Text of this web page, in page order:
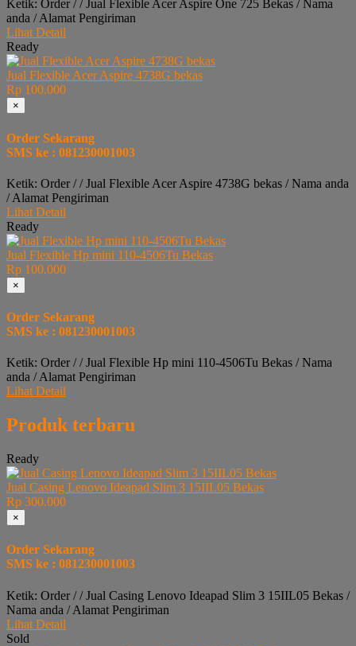
Ketik: Order / / Jual Flexible Acer Aspire One 725 Bekas / Nama
anda / Alamat Pengiriman
Lihat Detail
Ready
Jual Flexible Acer Aspire 4738G bekas
Rp 100.000
×
Order Sekarang
SMS ke : 081230001003
Ketik: Order / / Jual Flexible Acer Aspire 4738G bekas / Nama anda
/ Alamat Pengiriman
Lihat Detail
Ready
Jual Flexible Hp mini 110-4506Tu Bekas
Rp 100.000
×
Order Sekarang
SMS ke : 081230001003
Ketik: Order / / Jual Flexible Hp mini 110-4506Tu Bekas / Nama
anda / Alamat Pengiriman
Lihat Detail
Produk terbaru
Ready
Jual Casing Lenovo Ideapad Slim 3 15IIL05 Bekas
Rp 300.000
×
Order Sekarang
SMS ke : 081230001003
Ketik: Order / / Jual Casing Lenovo Ideapad Slim 3 15IIL05 Bekas /
Nama anda / Alamat Pengiriman
Lihat Detail
Sold